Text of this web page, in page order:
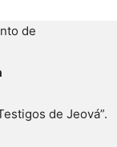
de
de Jeová”.